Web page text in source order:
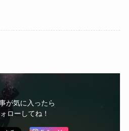
が気に入ったら
ローしてね！